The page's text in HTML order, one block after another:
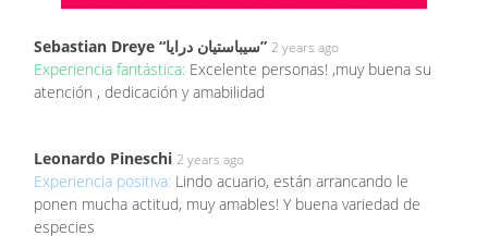
Sebastian Dreye “‫سيباستيان درايا‬‎” 2 years ago
Experiencia fantástica: Excelente personas! ,muy buena su
atención , dedicación y amabilidad
Leonardo Pineschi 2 years ago
Experiencia positiva: Lindo acuario, están arrancando le
ponen mucha actitud, muy amables! Y buena variedad de
especies